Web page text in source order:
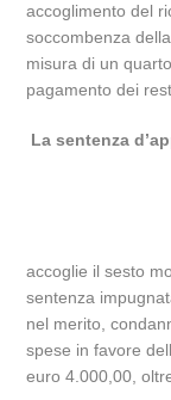
accoglimento del
soccombenza
misura di un
pagamento dei
La sentenza
accoglie il sesto
sentenza
nel merito,
spese in favore
euro 4.000,00,